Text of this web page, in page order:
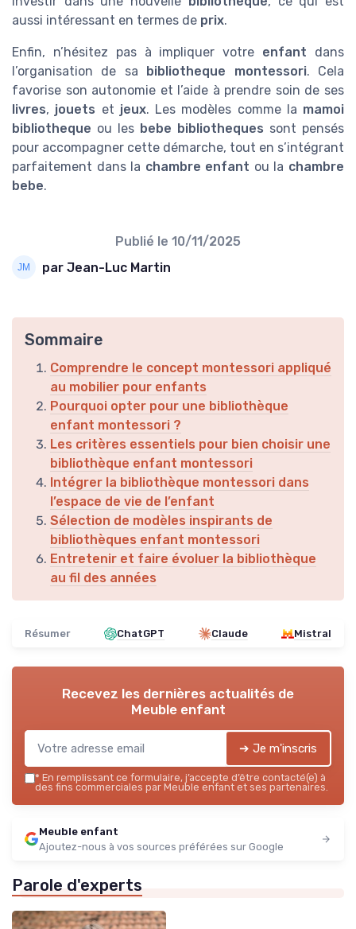
aussi intéressant en termes de prix.
Enfin, n’hésitez pas à impliquer votre enfant dans
l’organisation de sa
bibliotheque montessori. Cela
favorise son autonomie et l’aide à prendre soin de ses
livres, jouets et jeux. Les modèles comme la mamoi
bibliotheque ou les bebe bibliotheques sont pensés
pour accompagner cette démarche, tout en s’intégrant
parfaitement dans la chambre enfant ou la chambre
bebe.
Publié le 10/11/2025
par Jean-Luc Martin
Sommaire
Comprendre le concept montessori appliqué
au mobilier pour enfants
Pourquoi opter pour une bibliothèque
enfant montessori ?
Les critères essentiels pour bien choisir une
bibliothèque enfant montessori
Intégrer la bibliothèque montessori dans
l’espace de vie de l’enfant
Sélection de modèles inspirants de
bibliothèques enfant montessori
Entretenir et faire évoluer la bibliothèque
au fil des années
Résumer ChatGPT Claude Mistral
Recevez les dernières actualités de
Meuble enfant
➔ Je m'inscris
* En remplissant ce formulaire, j’accepte d’être contacté(e) à
des fins commerciales par Meuble enfant et ses partenaires.
Meuble enfant
Ajoutez-nous à vos sources préférées sur Google
Parole d'experts